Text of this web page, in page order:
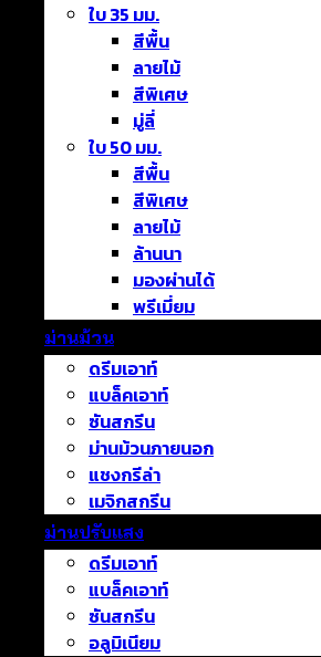
ใบ 35 มม.
สีพื้น
ลายไม้
สีพิเศษ
มู่ลี่
ใบ 50 มม.
สีพื้น
สีพิเศษ
ลายไม้
ล้านนา
มองผ่านได้
พรีเมี่ยม
ม่านม้วน
ดรีมเอาท์
แบล็คเอาท์
ซันสกรีน
ม่านม้วนภายนอก
แชงกรีล่า
เมจิกสกรีน
ม่านปรับแสง
ดรีมเอาท์
แบล็คเอาท์
ซันสกรีน
อลูมิเนียม